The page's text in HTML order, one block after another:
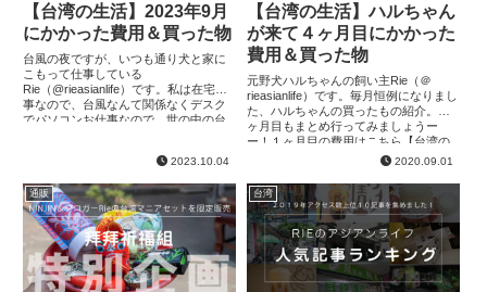
【台湾の生活】2023年9月
にかかった費用＆買った物
台風の夜ですが、いつも通り犬と家に
こもって仕事している
Rie（@rieasianlife）です。私は在宅仕
事なので、台風なんて関係なくデスク
でパソコンお仕事なので、世の中の台
2023.10.04
【台湾の生活】ハルちゃん
が来て４ヶ月目にかかった
費用＆買った物
元野犬ハルちゃんの飼い主Rie（＠
rieasianlife）です。毎月恒例になりまし
た、ハルちゃんの買ったもの紹介。４
ヶ月目もまとめ行ってみましょうー
ー！１ヶ月目の費用はこちら【台湾の
生活】ハルちゃんが来て１ヶ月目にか
2020.09.01
通販 台湾